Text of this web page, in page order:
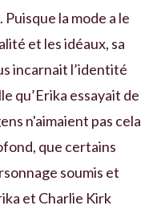
la mode a le
et les idéaux, sa
incarnait l’identité
qu’Erika essayait de
n'aimaient pas cela
que certains
soumis et
et Charlie Kirk